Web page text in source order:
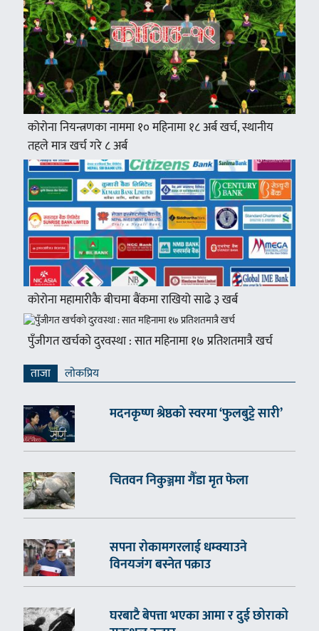
कोरोना नियन्त्रणका नाममा १० महिनामा १८ अर्ब खर्च, स्थानीय
तहले मात्र खर्च गरे ८ अर्ब
कोरोना महामारीकै बीचमा बैंकमा राखियो साढे ३ खर्ब
पुँजीगत खर्चको दुरवस्था : सात महिनामा १७ प्रतिशतमात्रै खर्च
ताजा लाेकप्रिय
मदनकृष्ण श्रेष्ठको स्वरमा ‘फुलबुट्टे सारी’
चितवन निकुञ्जमा गैँडा मृत फेला
सपना रोकामगरलाई धम्क्याउने
विनयजंग बस्नेत पक्राउ
घरबाटै बेपत्ता भएका आमा र दुई छोराको